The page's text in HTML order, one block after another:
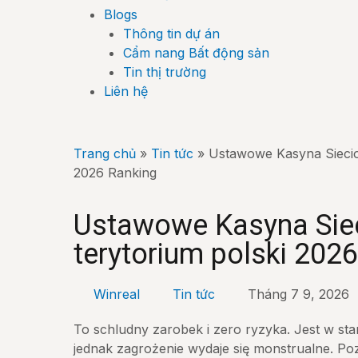
Blogs
Thông tin dự án
Cẩm nang Bất động sản
Tin thị trường
Liên hệ
Trang chủ » Tin tức » Ustawowe Kasyna
2026 Ranking
Ustawowe Kasyna
terytorium polski
Winreal Tin tức Tháng 7 9, 2026
To schludny zarobek i zero ryzyka. Jest w
jednak zagrożenie wydaje się monstrualne.